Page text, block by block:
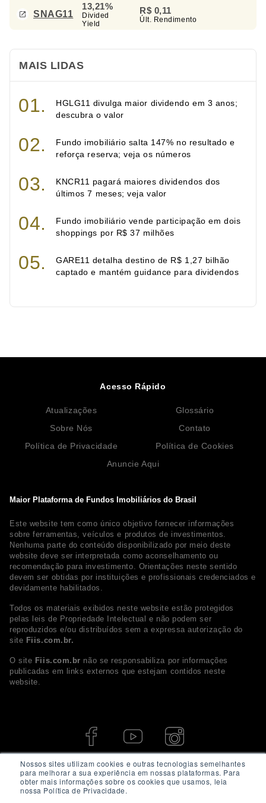
Nossos sites utilizam cookies e outras tecnologias semelhantes
para melhorar a sua experiência em nossas plataformas. Para
obter mais informações sobre os cookies que usamos, leia
nossa Política de Privacidade.
SNAG11
13,21%
Divided
Yield
R$ 0,11
Últ. Rendimento
MAIS LIDAS
HGLG11 divulga maior dividendo em 3 anos;
descubra o valor
Fundo imobiliário salta 147% no resultado e
reforça reserva; veja os números
KNCR11 pagará maiores dividendos dos
últimos 7 meses; veja valor
Fundo imobiliário vende participação em dois
shoppings por R$ 37 milhões
GARE11 detalha destino de R$ 1,27 bilhão
captado e mantém guidance para dividendos
Maior Plataforma de Fundos Imobiliários do Brasil
Este website tem como único objetivo fornecer informações
sobre ferramentas, veículos e produtos de investimentos.
Nenhuma parte do conteúdo disponibilizado por meio deste
website deve ser interpretada como aconselhamento ou
recomendação para investimento. Orientações neste sentido
devem ser obtidas por instituições e profissionais credenciados e
devidamente habilitados.
Todos os materiais exibidos neste website estão protegidos
pelas leis de Propriedade Intelectual e não podem ser
reproduzidos e/ou distribuídos sem a expressa autorização do
site Fiis.com.br.
O site Fiis.com.br não se responsabiliza por informações
publicadas em links externos que estejam contidos neste
website.
Acesso Rápido
Atualizações
Glossário
Sobre Nós
Contato
Política de Privacidade
Política de Cookies
Anuncie Aqui